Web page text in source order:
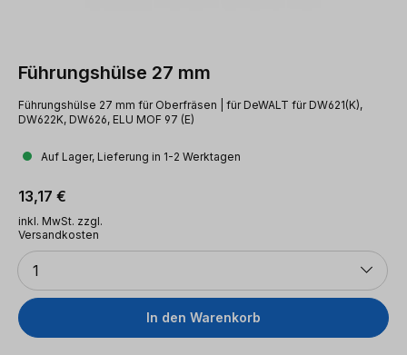
Führungshülse 27 mm
Führungshülse 27 mm für Oberfräsen | für DeWALT für DW621(K),
DW622K, DW626, ELU MOF 97 (E)
Auf Lager, Lieferung in 1-2 Werktagen
Regulärer Preis:
13,17 €
inkl. MwSt. zzgl.
Versandkosten
Anzahl
1
In den Warenkorb